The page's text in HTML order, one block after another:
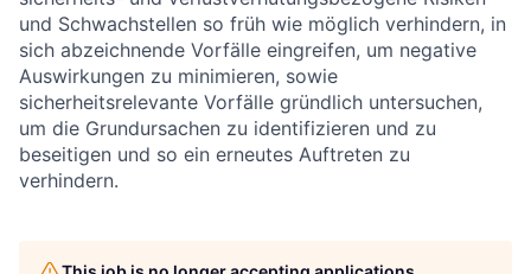
und Schwachstellen so früh wie möglich verhindern, in
sich abzeichnende Vorfälle eingreifen, um negative
Auswirkungen zu minimieren, sowie
sicherheitsrelevante Vorfälle gründlich untersuchen,
um die Grundursachen zu identifizieren und zu
beseitigen und so ein erneutes Auftreten zu
verhindern.